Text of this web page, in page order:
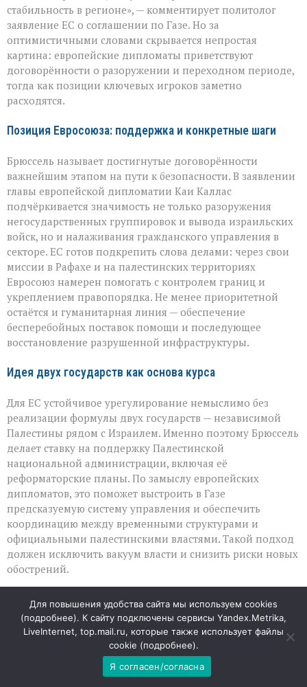
мир
Газе:
надежды
и
противоречия
стабильность в регионе», — комментирует политолог
заявление ЕС о соглашении по Газе. Но за
оптимистичными словами скрывается непростая
картина: европейские дипломаты приветствуют
договорённости о разоружении и переходном периоде,
тогда как позиции ключевых игроков заметно
расходятся.
Позиция Евросоюза: поддержка и конкретные шаги
Брюссель называет достигнутые договорённости
важнейшим этапом на пути к безопасности. В заявлении
главы европейской дипломатии Каи Каллас
подчёркивается значимость не только разоружения
негосударственных группировок и вывода израильских
войск, но и налаживания гражданского управления в
секторе. ЕС готов подкрепить слова делами: через свои
миссии в Рафахе и на палестинских территориях
Евросоюз намерен помогать с контролем границ и
укреплением правопорядка. Не менее приоритетной
остаётся и гуманитарная линия — обеспечение
бесперебойных поставок помощи и последующее
восстановление разрушенной инфраструктуры.
Идея двух государств как основа курса
Для ЕС устойчивое урегулирование немыслимо без
реализации формулы двух государств — независимой
Палестины рядом с Израилем. Именно поэтому Брюссель
делает ставку на поддержку Палестинской
национальной администрации, включая её
реформаторские планы. По замыслу европейских
дипломатов, это поможет выстроить в Газе
предсказуемую систему управления и обеспечить
координацию между временными структурами и
официальными палестинскими властями. Такой подход
должен исключить вакуум власти и снизить риски новых
обострений.
Расхождения в позициях сторон
При всей готовности ЕС содействовать урегулированию,
сама реализация плана сталкивается с серьёзными
противоречиями. Израиль, по данным СМИ, не
поддерживает предложенный вариант разоружения: в
Для повышения удобства сайта мы используем cookies
(подробнее). К сайту подключены сервисы Yandex.Metrika,
LiveInternet, top.mail.ru, которые также использует файлы
cookie (подробнее).
Я согласен/согласна